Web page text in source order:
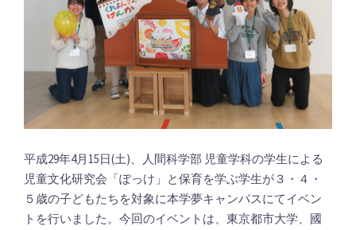
平成29年4月15日(土)、人間科学部 児童学科の学生による
児童文化研究会「ぽっけ」と保育を学ぶ学生が３・４・
５歳の子どもたちを対象に本学夢キャンパスにてイベン
トを行いました。今回のイベントは、東京都市大学、國